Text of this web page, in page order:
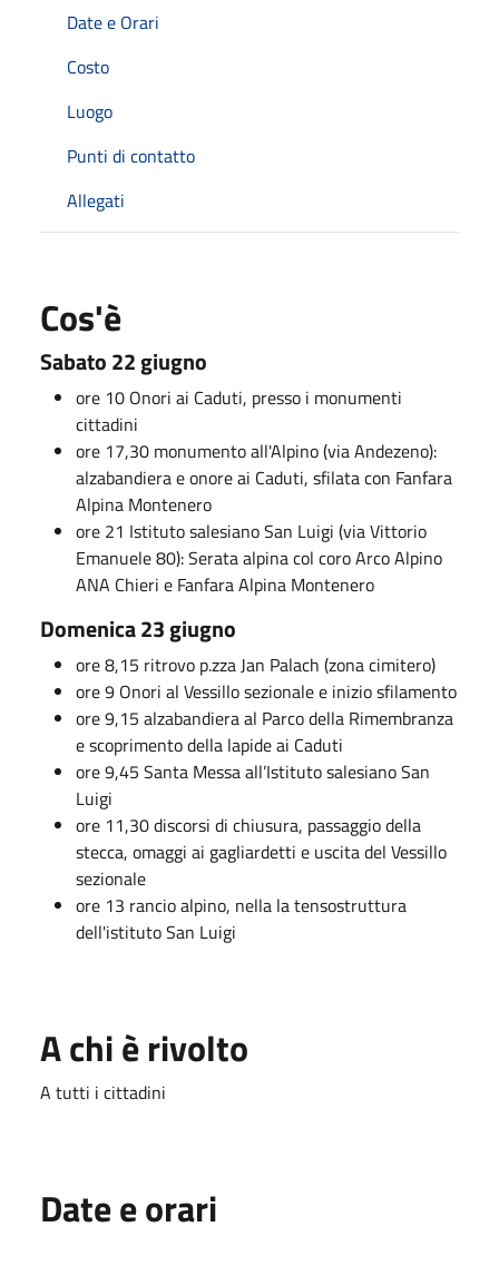
Date e Orari
Costo
Luogo
Punti di contatto
Allegati
Cos'è
Sabato 22 giugno
ore 10 Onori ai Caduti, presso i monumenti
cittadini
ore 17,30 monumento all'Alpino (via Andezeno):
alzabandiera e onore ai Caduti, sfilata con Fanfara
Alpina Montenero
ore 21 Istituto salesiano San Luigi (via Vittorio
Emanuele 80): Serata alpina col coro Arco Alpino
ANA Chieri e Fanfara Alpina Montenero
Domenica 23 giugno
ore 8,15 ritrovo p.zza Jan Palach (zona cimitero)
ore 9 Onori al Vessillo sezionale e inizio sfilamento
ore 9,15 alzabandiera al Parco della Rimembranza
e scoprimento della lapide ai Caduti
ore 9,45 Santa Messa all’Istituto salesiano San
Luigi
ore 11,30 discorsi di chiusura, passaggio della
stecca, omaggi ai gagliardetti e uscita del Vessillo
sezionale
ore 13 rancio alpino, nella la tensostruttura
dell'istituto San Luigi
A chi è rivolto
A tutti i cittadini
Date e orari